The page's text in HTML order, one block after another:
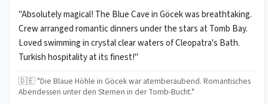
"Absolutely magical! The Blue Cave in Göcek was breathtaking.
Crew arranged romantic dinners under the stars at Tomb Bay.
Loved swimming in crystal clear waters of Cleopatra's Bath.
Turkish hospitality at its finest!"
🇩🇪 "Die Blaue Höhle in Göcek war atemberaubend. Romantisches
Abendessen unter den Sternen in der Tomb-Bucht."